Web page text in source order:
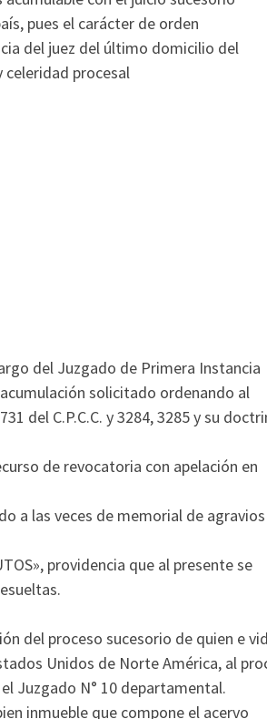
pues el carácter de orden
del juez del último domicilio del
celeridad procesal
del Juzgado de Primera Instancia
solicitado ordenando al
del C.P.C.C. y 3284, 3285 y su
de revocatoria con apelación en
a las veces de memorial de
providencia que al presente se
del proceso sucesorio de quien e
Unidos de Norte América, al
Juzgado N° 10 departamental.
inmueble que compone el acervo